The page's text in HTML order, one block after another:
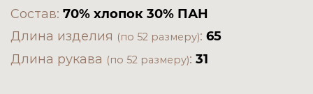
Состав: 70% хлопок 30% ПАН
Длина изделия (по 52 размеру): 65
Длина рукава (по 52 размеру): 31